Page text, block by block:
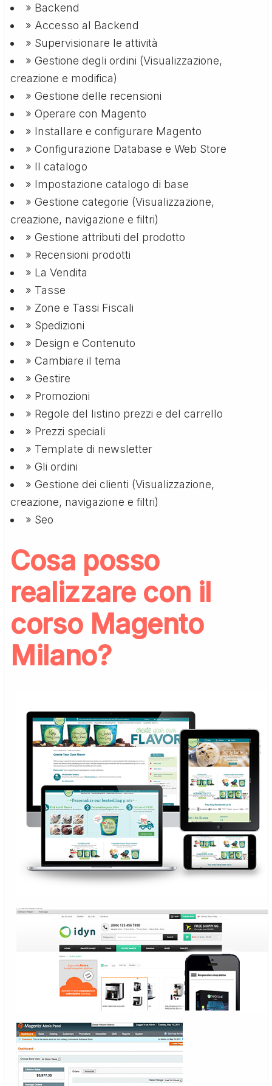
» Backend
» Accesso al Backend
» Supervisionare le attività
» Gestione degli ordini (Visualizzazione,
creazione e modifica)
» Gestione delle recensioni
» Operare con Magento
» Installare e configurare Magento
» Configurazione Database e Web Store
» Il catalogo
» Impostazione catalogo di base
» Gestione categorie (Visualizzazione,
creazione, navigazione e filtri)
» Gestione attributi del prodotto
» Recensioni prodotti
» La Vendita
» Tasse
» Zone e Tassi Fiscali
» Spedizioni
» Design e Contenuto
» Cambiare il tema
» Gestire
» Promozioni
» Regole del listino prezzi e del carrello
» Prezzi speciali
» Template di newsletter
» Gli ordini
» Gestione dei clienti (Visualizzazione,
creazione, navigazione e filtri)
» Seo
Cosa posso
realizzare con il
corso Magento
Milano?